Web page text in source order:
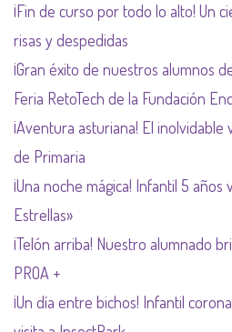
¡Fin de curso por todo lo alto! Un
risas y despedidas
¡Gran éxito de nuestros alumnos
Feria RetoTech de la Fundación
¡Aventura asturiana! El
de Primaria
¡Una noche mágica! Infantil 5 años
Estrellas»
¡Telón arriba! Nuestro alumnado
PROA +
¡Un día entre bichos! Infantil